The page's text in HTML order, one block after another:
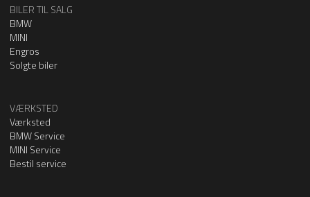
BILER TIL SALG
BMW
MINI
Engros
Solgte biler
VÆRKSTED
Værksted
BMW Service
MINI Service
Bestil service